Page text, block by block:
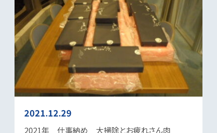
2021.12.29
2021年 仕事納め 大掃除とお疲れさん肉